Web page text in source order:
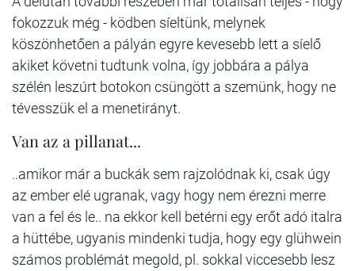
fokozzuk még - ködben síeltünk, melynek
köszönhetően a pályán egyre kevesebb lett a síelő
akiket követni tudtunk volna, így jobbára a pálya
szélén leszúrt botokon csüngött a szemünk, hogy ne
tévesszük el a menetirányt.
Van az a pillanat...
..amikor már a buckák sem rajzolódnak ki, csak úgy
az ember elé ugranak, vagy hogy nem érezni merre
van a fel és le.. na ekkor kell betérni egy erőt adó italra
a hüttébe, ugyanis mindenki tudja, hogy egy glühwein
számos problémát megold, pl. sokkal viccesebb lesz